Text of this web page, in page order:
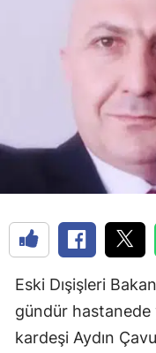
Eski Dışişleri
gündür hastanede
kardeşi Aydın